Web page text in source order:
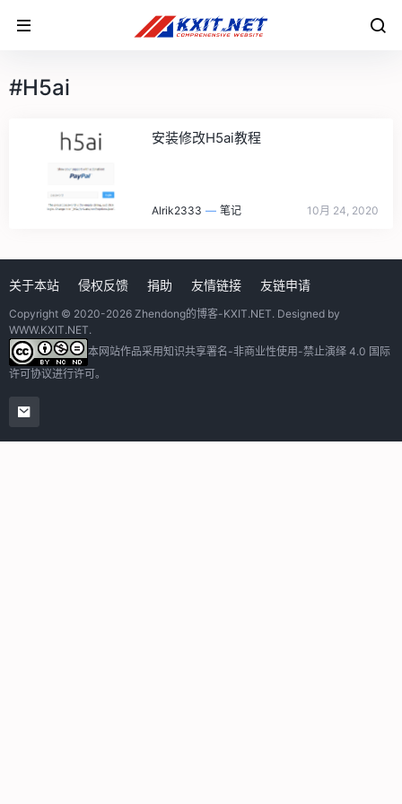
#H5ai
安装修改H5ai教程
Alrik2333 — 笔记 10月 24, 2020
关于本站 侵权反馈 捐助 友情链接 友链申请
Copyright © 2020-2026 Zhendong的博客-KXIT.NET. Designed by
WWW.KXIT.NET.
本网站作品采用知识共享署名-非商业性使用-禁止演绎 4.0 国际
许可协议进行许可。